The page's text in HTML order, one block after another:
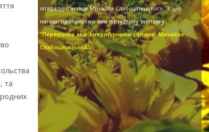
та
літературознавця Михайла Слабошпицького. З цієї
нагоди пропонуємо вам віртуальну виставку
"Перевізник між літературними світами: Михайло
Слабошпицький".